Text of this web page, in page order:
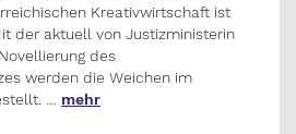
Kreativwirtschaft ist
der aktuell von Justizministerin
des
werden die Weichen im
… mehr